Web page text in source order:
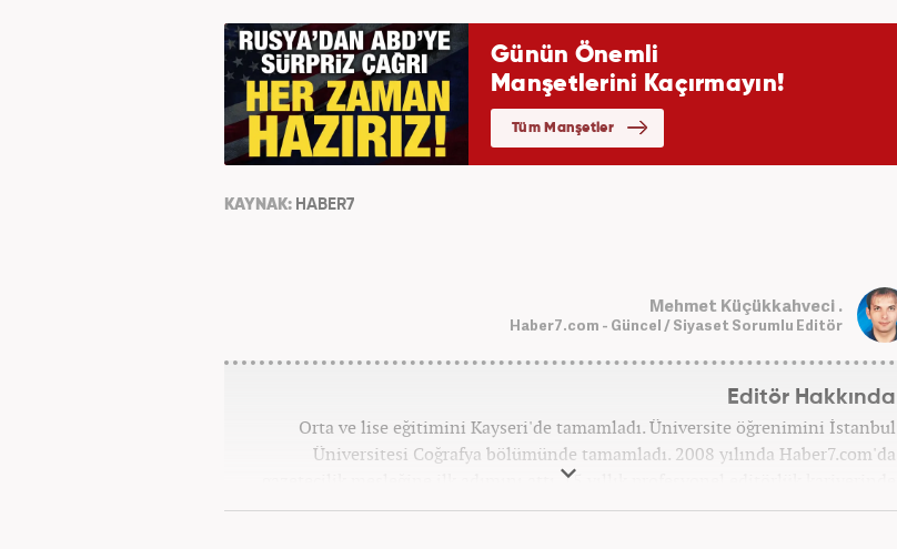
KAYNAK: HABER7
Mehmet Küçükkahveci .
Haber7.com - Güncel / Siyaset Sorumlu Editör
Editör Hakkında
Orta ve lise eğitimini Kayseri'de tamamladı. Üniversite öğrenimini İstanbul
Üniversitesi Coğrafya bölümünde tamamladı. 2008 yılında Haber7.com'da
gazetecilik mesleğine ilk adımını attı. 15 yıllık profesyonel editörlük kariyerinde
tüm kategorilerde görev yaptı. Meslek hayatına Haber7.com'da 'Güncel/Siyaset